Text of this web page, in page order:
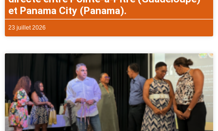
et Panama City (Panama).
23 juillet 2026